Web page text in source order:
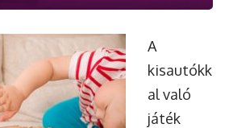
A
kisautókk
al való
játék